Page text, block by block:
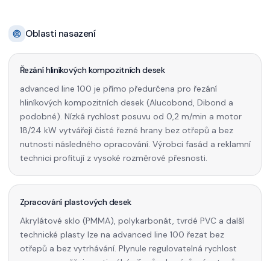
Oblasti nasazení
Řezání hliníkových kompozitních desek
advanced line 100 je přímo předurčena pro řezání
hliníkových kompozitních desek (Alucobond, Dibond a
podobné). Nízká rychlost posuvu od 0,2 m/min a motor
18/24 kW vytvářejí čisté řezné hrany bez otřepů a bez
nutnosti následného opracování. Výrobci fasád a reklamní
technici profitují z vysoké rozměrové přesnosti.
Zpracování plastových desek
Akrylátové sklo (PMMA), polykarbonát, tvrdé PVC a další
technické plasty lze na advanced line 100 řezat bez
otřepů a bez vytrhávání. Plynule regulovatelná rychlost